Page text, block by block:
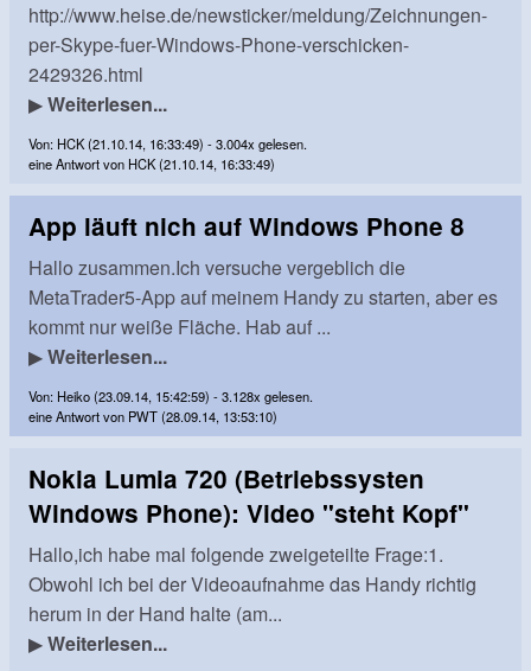
http://www.heise.de/newsticker/meldung/Zeichnungen-
per-Skype-fuer-Windows-Phone-verschicken-
2429326.html
▶Weiterlesen...
Von: HCK (21.10.14, 16:33:49) - 3.004x gelesen.
eine Antwort von HCK (21.10.14, 16:33:49)
App läuft nich auf Windows Phone 8
Hallo zusammen.Ich versuche vergeblich die
MetaTrader5-App auf meinem Handy zu starten, aber es
kommt nur weiße Fläche. Hab auf ...
▶Weiterlesen...
Von: Heiko (23.09.14, 15:42:59) - 3.128x gelesen.
eine Antwort von PWT (28.09.14, 13:53:10)
Nokia Lumia 720 (Betriebssysten
Windows Phone): Video "steht Kopf"
Hallo,ich habe mal folgende zweigeteilte Frage:1.
Obwohl ich bei der Videoaufnahme das Handy richtig
herum in der Hand halte (am...
▶Weiterlesen...